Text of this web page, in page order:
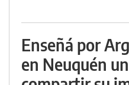
Enseñá por
en Neuquén